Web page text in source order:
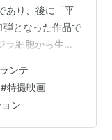
あり、後に「平
弾となった作品で
ラ細胞から生ま
襲撃後。ゴジラ
でなく、海外の
そんな中、科
た新たな生命の
ンテ
#特撮映画
ン